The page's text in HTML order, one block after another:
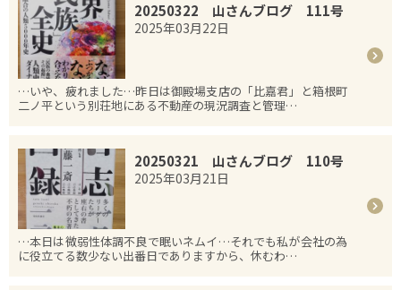
20250322 山さんブログ 111号
2025年03月22日
…いや、疲れました…昨日は御殿場支店の「比嘉君」と箱根町
二ノ平という別荘地にある不動産の現況調査と管理…
20250321 山さんブログ 110号
2025年03月21日
…本日は微弱性体調不良で眠いネムイ…それでも私が会社の為
に役立てる数少ない出番日でありますから、休むわ…